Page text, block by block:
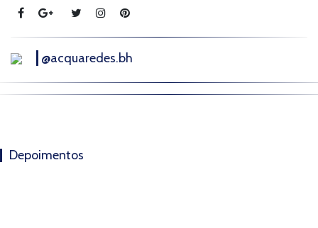
@acquaredes.bh
Depoimentos